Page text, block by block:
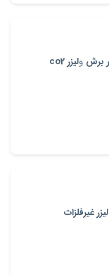
برش ولیزر co2
غیرفلزات